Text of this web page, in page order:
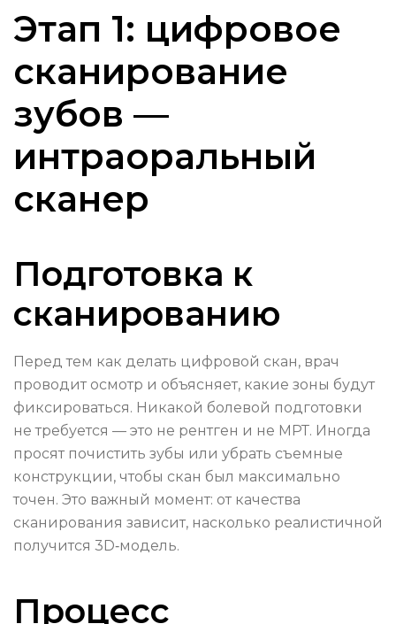
Этап 1: цифровое
сканирование
зубов —
интраоральный
сканер
Подготовка к
сканированию
Перед тем как делать цифровой скан, врач
проводит осмотр и объясняет, какие зоны будут
фиксироваться. Никакой болевой подготовки
не требуется — это не рентген и не МРТ. Иногда
просят почистить зубы или убрать съемные
конструкции, чтобы скан был максимально
точен. Это важный момент: от качества
сканирования зависит, насколько реалистичной
получится 3D‑модель.
Процесс